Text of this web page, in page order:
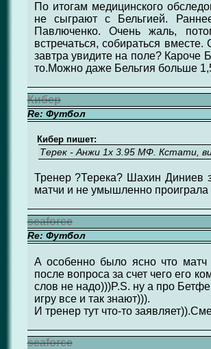
По итогам медицинского
не сыграют с Бельгией.
Павлюченко. Очень жаль,
встречаться, собираться
завтра увидите на поле? Кароче
то.Можно даже Бельгия больше
Кибер
Re: Футбол
Кибер пишет:
Терек - Анжи 1x 3.95 МФ. Кстати,
Тренер ?Терека? Шахин Диниев
матчи и не умышленно проиграла
seaforce
Re: Футбол
А особенно было ясно что матч
после вопроса за счет чего его
слов не надо)))P.S. ну а про
игру все и так знают))).
И тренер тут что-то
seaforce